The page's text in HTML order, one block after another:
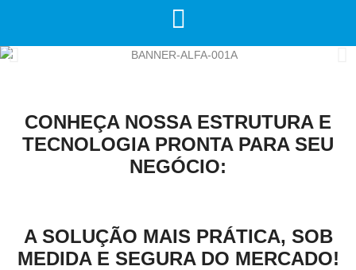
CONHEÇA NOSSA ESTRUTURA E
TECNOLOGIA PRONTA PARA SEU
NEGÓCIO:
A SOLUÇÃO MAIS PRÁTICA, SOB
MEDIDA E SEGURA DO MERCADO!